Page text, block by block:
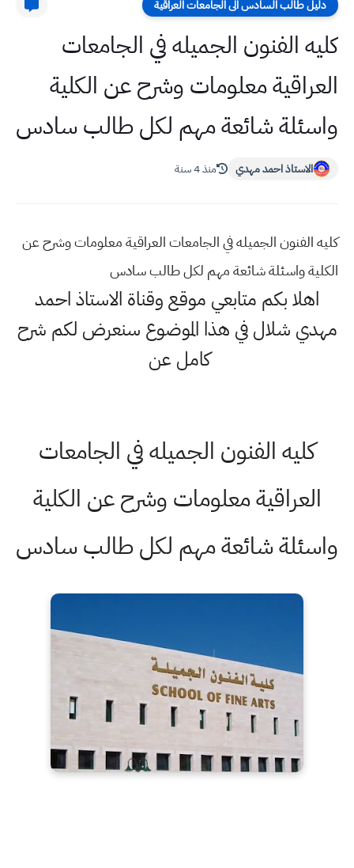
دليل طالب السادس الى الجامعات العراقية
كليه الفنون الجميله في الجامعات
العراقية معلومات وشرح عن الكلية
واسئلة شائعة مهم لكل طالب سادس
الاستاذ احمد مهدي منذ 4 سنة
كليه الفنون الجميله في الجامعات العراقية معلومات وشرح عن
الكلية واسئلة شائعة مهم لكل طالب سادس
اهلا بكم متابعي موقع وقناة الاستاذ احمد
مهدي شلال في هذا الموضوع سنعرض لكم شرح
كامل عن
كليه الفنون الجميله في الجامعات
العراقية معلومات وشرح عن الكلية
واسئلة شائعة مهم لكل طالب سادس